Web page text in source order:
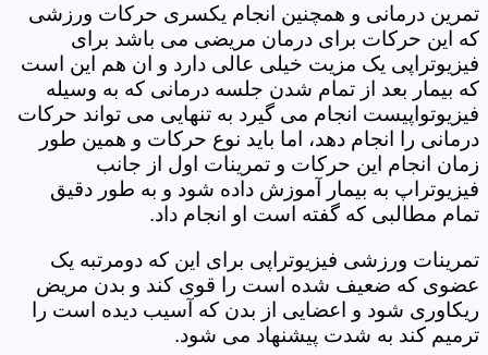
تمرین درمانی و همچنین انجام یکسری حرکات ورزشی
که این حرکات برای درمان مریضی می باشد برای
فیزیوتراپی یک مزیت خیلی عالی دارد و ان هم این است
که بیمار بعد از تمام شدن جلسه درمانی که به وسیله
فیزیوتواپیست انجام می گیرد به تنهایی می تواند حرکات
درمانی را انجام دهد، اما باید نوع حرکات و همین طور
زمان انجام این حرکات و تمرینات اول از جانب
فیزیوتراپ به بیمار آموزش داده شود و به طور دقیق
تمام مطالبی که گفته است او انجام داد.
تمرینات ورزشی فیزیوتراپی برای این که دومرتبه یک
عضوی که ضعیف شده است را قوی کند و بدن مریض
ریکاوری شود و اعضایی از بدن که آسیب دیده است را
ترمیم کند به شدت پیشنهاد می شود.